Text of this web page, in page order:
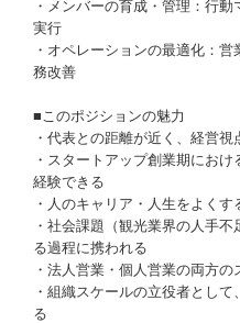
・メンバーの育成・管理：行
実行
・オペレーションの最適化：
務改善
■このポジションの魅力
・代表との距離が近く、経営視
・スタートアップ創業期にお
経験できる
・人のキャリア・人生をよくす
・社会課題（観光業界の人手
る過程に携われる
・法人営業・個人営業の両方の
・組織スケールの立役者とし
る